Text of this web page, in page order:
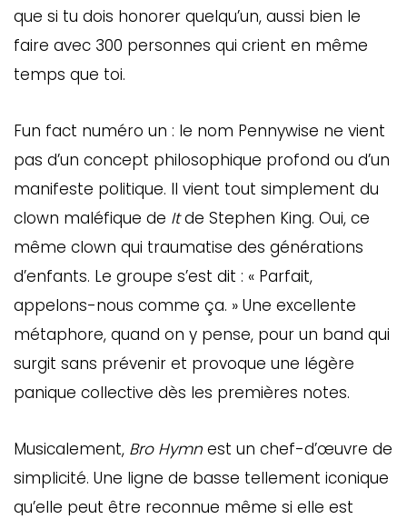
que si tu dois honorer quelqu’un, aussi bien le
faire avec 300 personnes qui crient en même
temps que toi.
Fun fact numéro un : le nom Pennywise ne vient
pas d’un concept philosophique profond ou d’un
manifeste politique. Il vient tout simplement du
clown maléfique de Itde Stephen King. Oui, ce
même clown qui traumatise des générations
d’enfants. Le groupe s’est dit : « Parfait,
appelons-nous comme ça. » Une excellente
métaphore, quand on y pense, pour un band qui
surgit sans prévenir et provoque une légère
panique collective dès les premières notes.
Musicalement, Bro Hymn est un chef-d’œuvre de
simplicité. Une ligne de basse tellement iconique
qu’elle peut être reconnue même si elle est